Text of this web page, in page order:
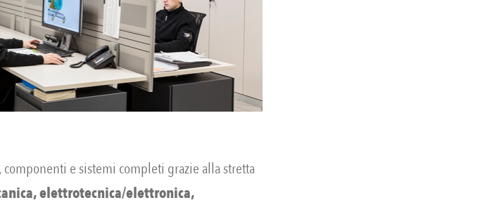
e sistemi completi grazie alla stretta
elettrotecnica/elettronica,